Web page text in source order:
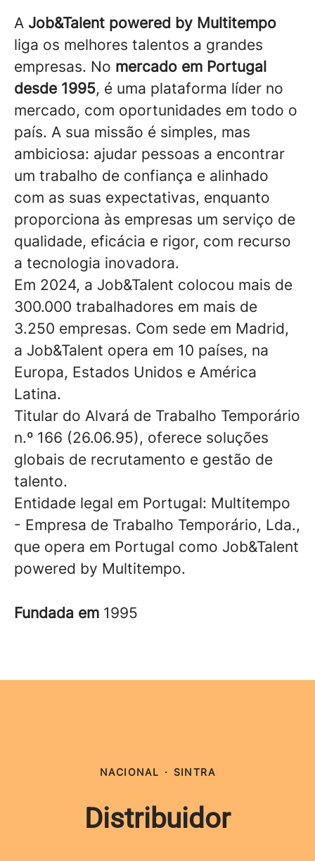
A Job&Talent powered by Multitempo
liga os melhores talentos a grandes
empresas. No mercado em Portugal
desde 1995, é uma plataforma líder no
mercado, com oportunidades em todo o
país. A sua missão é simples, mas
ambiciosa: ajudar pessoas a encontrar
um trabalho de confiança e alinhado
com as suas expectativas, enquanto
proporciona às empresas um serviço de
qualidade, eficácia e rigor, com recurso
a tecnologia inovadora.
Em 2024, a Job&Talent colocou mais de
300.000 trabalhadores em mais de
3.250 empresas. Com sede em Madrid,
a Job&Talent opera em 10 países, na
Europa, Estados Unidos e América
Latina.
Titular do Alvará de Trabalho Temporário
n.º 166 (26.06.95), oferece soluções
globais de recrutamento e gestão de
talento.
Entidade legal em Portugal: Multitempo
- Empresa de Trabalho Temporário, Lda.,
que opera em Portugal como Job&Talent
powered by Multitempo.
Fundada em 1995
NACIONAL · SINTRA
Distribuidor